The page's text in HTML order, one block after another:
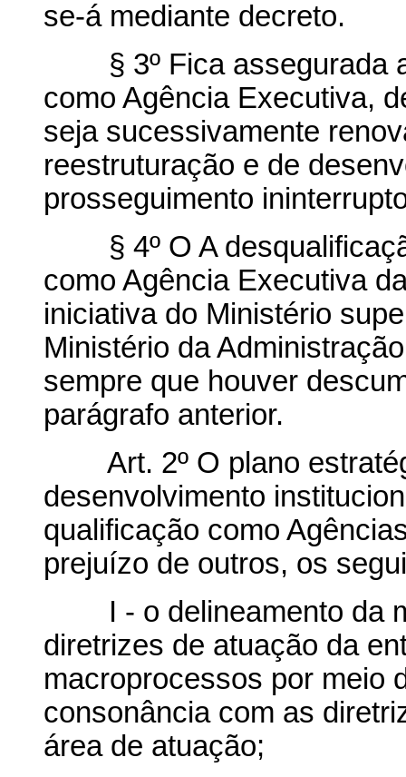
se-á mediante decreto.
§ 3º Fica assegurada a
como Agência Executiva,
seja sucessivamente
reestruturação e de
prosseguimento
§ 4º O A
como Agência Executiva
iniciativa do Ministério
Ministério da
sempre que houver
parágrafo anterior.
Art. 2º O plano
desenvolvimento
qualificação como
prejuízo de outros, os
I - o delineamento da
diretrizes de atuação da
macroprocessos por meio
consonância com as
área de atuação;